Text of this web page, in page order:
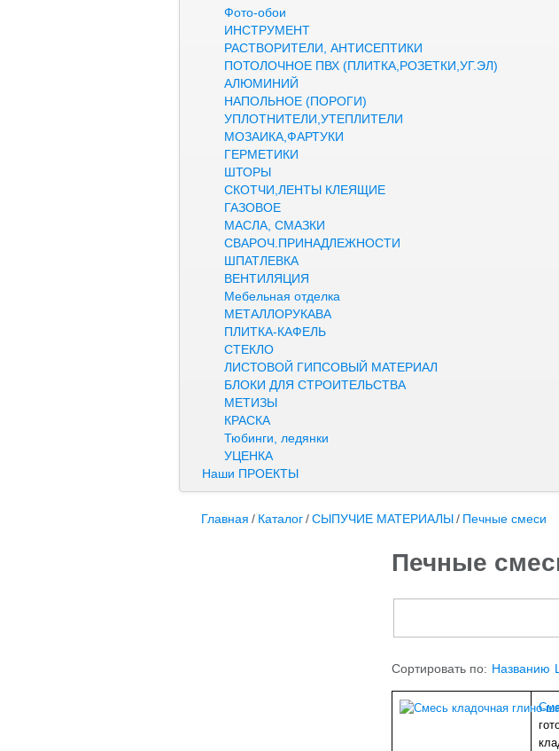
Фото-обои
ИНСТРУМЕНТ
РАСТВОРИТЕЛИ, АНТИСЕПТИКИ
ПОТОЛОЧНОЕ ПВХ (ПЛИТКА,РОЗЕТКИ,УГ.ЭЛ)
АЛЮМИНИЙ
НАПОЛЬНОЕ (ПОРОГИ)
УПЛОТНИТЕЛИ,УТЕПЛИТЕЛИ
МОЗАИКА,ФАРТУКИ
ГЕРМЕТИКИ
ШТОРЫ
СКОТЧИ,ЛЕНТЫ КЛЕЯЩИЕ
ГАЗОВОЕ
МАСЛА, СМАЗКИ
СВАРОЧ.ПРИНАДЛЕЖНОСТИ
ШПАТЛЕВКА
ВЕНТИЛЯЦИЯ
Мебельная отделка
МЕТАЛЛОРУКАВА
ПЛИТКА-КАФЕЛЬ
СТЕКЛО
ЛИСТОВОЙ ГИПСОВЫЙ МАТЕРИАЛ
БЛОКИ ДЛЯ СТРОИТЕЛЬСТВА
МЕТИЗЫ
КРАСКА
Тюбинги, ледянки
УЦЕНКА
Наши ПРОЕКТЫ
Главная / Каталог/СЫПУЧИЕ МАТЕРИАЛЫ/ Печные смеси
Печные
Сортировать по: Названию